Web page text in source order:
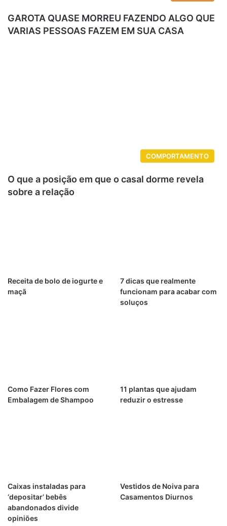
GAROTA QUASE MORREU FAZENDO ALGO QUE
VARIAS PESSOAS FAZEM EM SUA CASA
COMPORTAMENTO
O que a posição em que o casal dorme revela
sobre a relação
Receita de bolo de iogurte e
maçã
7 dicas que realmente
funcionam para acabar com
soluços
Como Fazer Flores com
Embalagem de Shampoo
11 plantas que ajudam
reduzir o estresse
Caixas instaladas para
‘depositar’ bebês
abandonados divide
opiniões
Vestidos de Noiva para
Casamentos Diurnos